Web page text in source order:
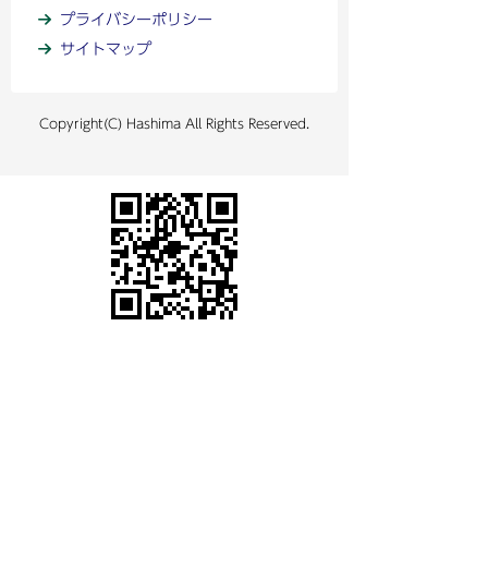
プライバシーポリシー
サイトマップ
Copyright(C) Hashima All Rights Reserved.